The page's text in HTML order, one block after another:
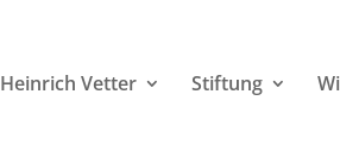
Heinrich Vetter Stiftung